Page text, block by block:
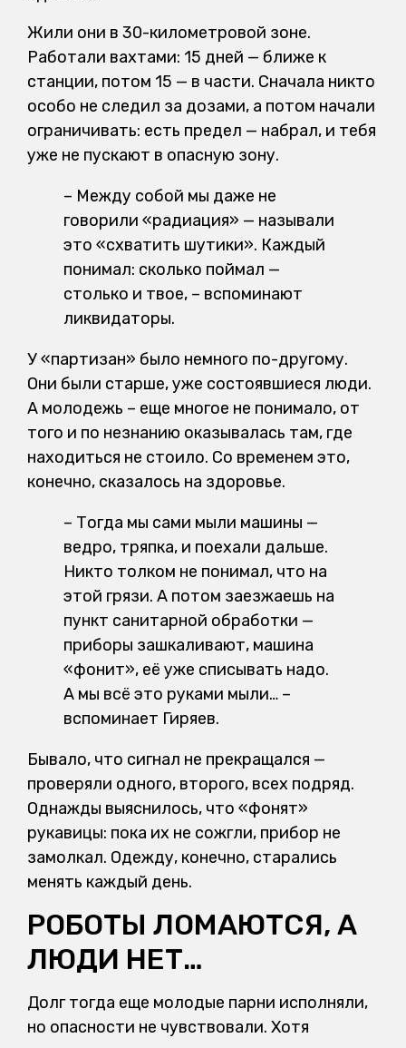
Жили они в 30-километровой зоне.
Работали вахтами: 15 дней — ближе к
станции, потом 15 — в части. Сначала никто
особо не следил за дозами, а потом начали
ограничивать: есть предел — набрал, и тебя
уже не пускают в опасную зону.
– Между собой мы даже не
говорили «радиация» — называли
это «схватить шутики». Каждый
понимал: сколько поймал —
столько и твое, – вспоминают
ликвидаторы.
У «партизан» было немного по-другому.
Они были старше, уже состоявшиеся люди.
А молодежь – еще многое не понимало, от
того и по незнанию оказывалась там, где
находиться не стоило. Со временем это,
конечно, сказалось на здоровье.
– Тогда мы сами мыли машины —
ведро, тряпка, и поехали дальше.
Никто толком не понимал, что на
этой грязи. А потом заезжаешь на
пункт санитарной обработки —
приборы зашкаливают, машина
«фонит», её уже списывать надо.
А мы всё это руками мыли… –
вспоминает Гиряев.
Бывало, что сигнал не прекращался —
проверяли одного, второго, всех подряд.
Однажды выяснилось, что «фонят»
рукавицы: пока их не сожгли, прибор не
замолкал. Одежду, конечно, старались
менять каждый день.
РОБОТЫ ЛОМАЮТСЯ, А
ЛЮДИ НЕТ…
Долг тогда еще молодые парни исполняли,
но опасности не чувствовали. Хотя